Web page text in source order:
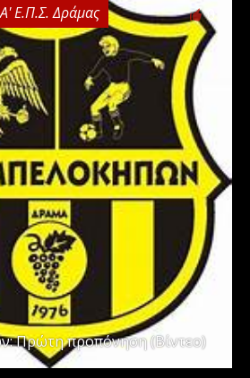
Α' Ε.Π.Σ. Δράμας 0
Πρώτη προπόνηση (Βίντεο)